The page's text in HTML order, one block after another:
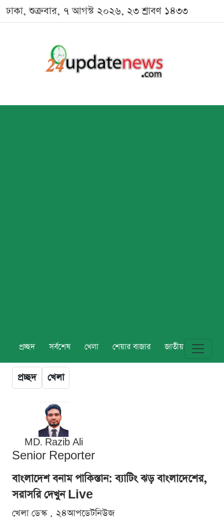
ঢাকা, শুক্রবার, ৭ আগস্ট ২০২৬, ২৩ শ্রাবণ ১৪৩৩
প্রচ্ছদ সর্বশেষ খেলা শেয়ার বাজার জাতীয় বিশ্ব
প্রচ্ছদ খেলা
MD. Razib Ali
Senior Reporter
বাংলাদেশ বনাম পাকিস্তান: ব্যাটিং ঝড় বাংলাদেশের,
সরাসরি দেখুন Live
খেলা ডেস্ক . ২৪আপডেটনিউজ